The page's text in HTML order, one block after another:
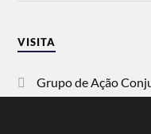
VISITA
Grupo de Ação